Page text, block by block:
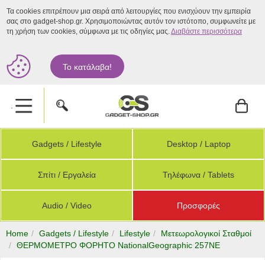
Τα cookies επιτρέπουν μια σειρά από λειτουργίες που ενισχύουν την εμπειρία
σας στο gadget-shop.gr. Χρησιμοποιώντας αυτόν τον ιστότοπο, συμφωνείτε με
τη χρήση των cookies, σύμφωνα με τις οδηγίες μας.Διαβάστε περισσότερα
Το κατάλαβα!
.
Gadgets / Lifestyle Desktop / Laptop
Σπίτι / Εργαλεία Τηλέφωνα / Tablets
Audio / Video Προσφορές
Home Gadgets / Lifestyle Lifestyle
Μετεωρολογικοί Σταθμοί
ΘΕΡΜΟΜΕΤΡΟ ΦΟΡΗΤΟ NationalGeographic 257ΝΕ